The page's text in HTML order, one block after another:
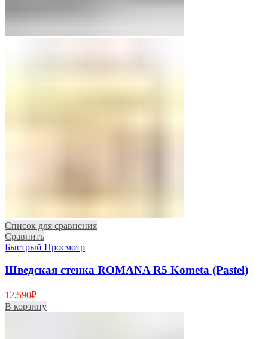
Список для сравнения
Сравнить
Быстрый Просмотр
Шведская стенка ROMANA R5 Kometa (Pastel)
12,590₽
В корзину